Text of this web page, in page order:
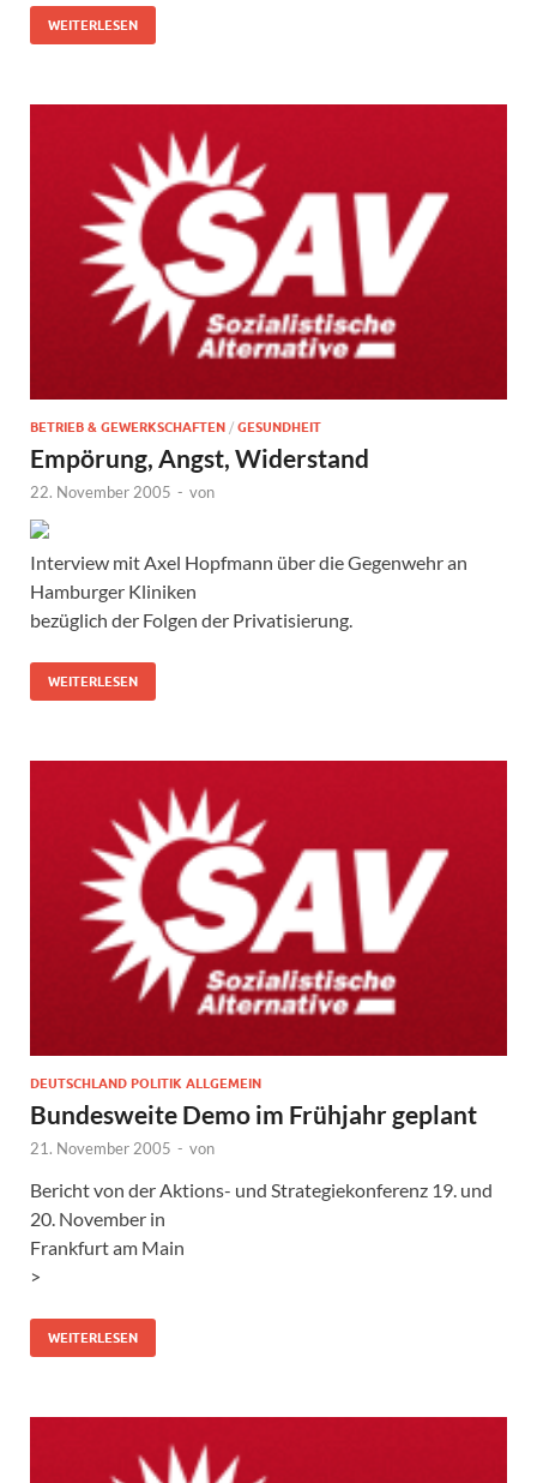
WEITERLESEN
BETRIEB & GEWERKSCHAFTEN / GESUNDHEIT
Empörung,‭ ‬Angst,‭ ‬Widerstand
22. November 2005 - von
Interview mit Axel Hopfmann über die Gegenwehr an
Hamburger Kliniken
bezüglich der Folgen der Privatisierung.
WEITERLESEN
DEUTSCHLAND POLITIK ALLGEMEIN
Bundesweite Demo im Frühjahr geplant
21. November 2005 - von
Bericht von der Aktions- und Strategiekonferenz 19. und
20. November in
Frankfurt am Main
>
WEITERLESEN